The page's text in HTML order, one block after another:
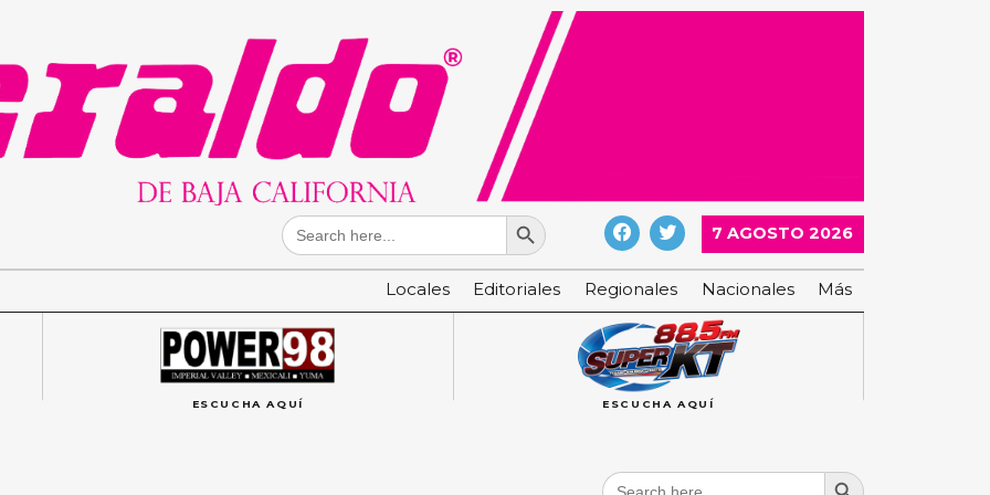
Search
for:
Search Button
7 AGOSTO 2026
Locales Editoriales Regionales Nacionales Más
ESCUCHA AQUÍ ESCUCHA AQUÍ
Search
Search Button